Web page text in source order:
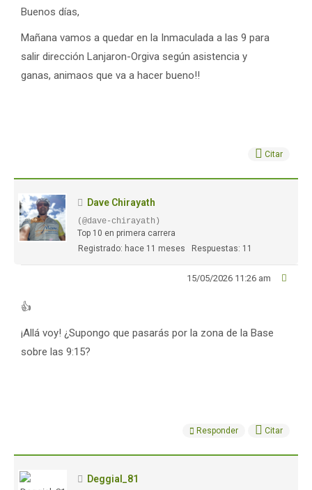
Buenos días,
Mañana vamos a quedar en la Inmaculada a las 9 para
salir dirección Lanjaron-Orgiva según asistencia y
ganas, animaos que va a hacer bueno!!
Citar
Dave Chirayath
(@dave-chirayath)
Top 10 en primera carrera
Registrado: hace 11 meses
Respuestas: 11
15/05/2026 11:26 am
👍
¡Allá voy! ¿Supongo que pasarás por la zona de la Base
sobre las 9:15?
Responder Citar
Deggial_81